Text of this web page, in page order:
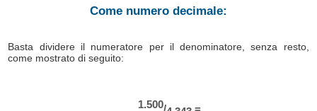
Come numero decimale:
Basta dividere il numeratore per il denominatore, senza resto,
come mostrato di seguito:
1.500/ =